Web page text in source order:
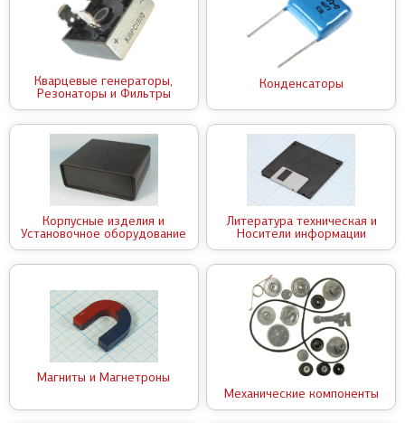
Кварцевые генераторы,
Резонаторы и Фильтры
Конденсаторы
Корпусные изделия и
Установочное оборудование
Литература техническая и
Носители информации
Магниты и Магнетроны
Механические компоненты